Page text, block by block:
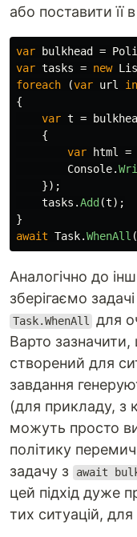
або поставити її
var bulkhead =
var tasks = new
foreach
(var url in
{
var t =
{
var
html =
Console.
});
tasks .Add (t);
}
await Task.WhenAll (
Аналогічно до
зберігаємо
Task.WhenAll для
Варто
створений для
завдання
(для прикладу, з
можуть просто
політику
задачу з
await
цей підхід дуже
тих ситуацій,